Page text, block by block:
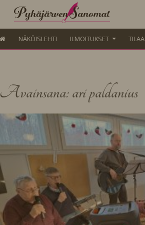
NÄKÖISLEHTI ILMOITUKSET
Avainsana: ari paldanius